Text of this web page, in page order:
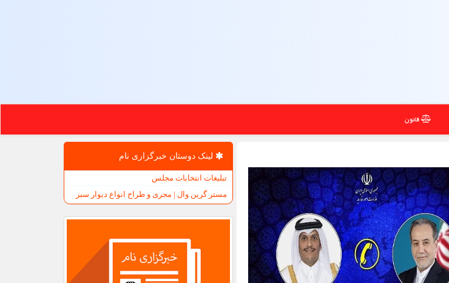
قانون
لینک دوستان خبرگزاری نام
تبلیغات انتخابات مجلس
مستر گرین وال | مجری و طراح انواع دیوار سبز